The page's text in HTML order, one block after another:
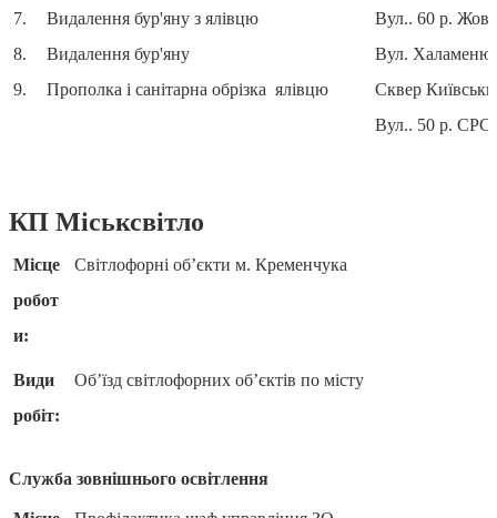
7.
8.
9.
Видалення бур'яну з ялівцю
Видалення бур'яну
Прополка і санітарна обрізка ялівцю
Вул.. 60 р.
Вул.
Сквер
Вул.. 50 р.
КП Міськсвітло
Місце
робот
и:
Світлофорні об’єкти м. Кременчука
Види
робіт:
Об’їзд світлофорних об’єктів по місту
Служба зовнішнього освітлення